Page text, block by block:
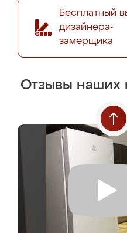
Бесплатный
дизайнера-
замерщика
Отзывы наших